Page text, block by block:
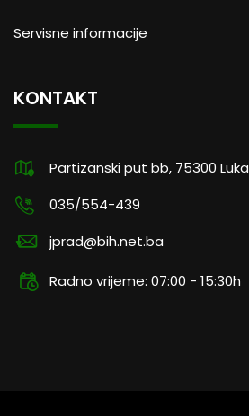
Servisne informacije
KONTAKT
Partizanski put bb, 75300
035/554-439
jprad@bih.net.ba
Radno vrijeme: 07:00 - 15:30h